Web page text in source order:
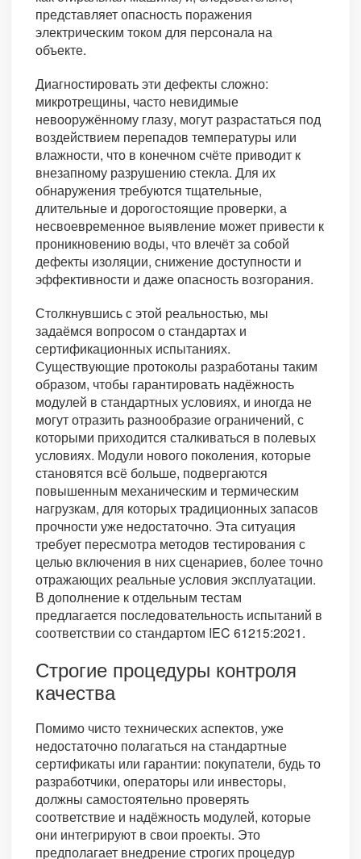
представляет опасность поражения
электрическим током для персонала на
объекте.
Диагностировать эти дефекты сложно:
микротрещины, часто невидимые
невооружённому глазу, могут разрастаться под
воздействием перепадов температуры или
влажности, что в конечном счёте приводит к
внезапному разрушению стекла. Для их
обнаружения требуются тщательные,
длительные и дорогостоящие проверки, а
несвоевременное выявление может привести к
проникновению воды, что влечёт за собой
дефекты изоляции, снижение доступности и
эффективности и даже опасность возгорания.
Столкнувшись с этой реальностью, мы
задаёмся вопросом о стандартах и
сертификационных испытаниях.
Существующие протоколы разработаны таким
образом, чтобы гарантировать надёжность
модулей в стандартных условиях, и иногда не
могут отразить разнообразие ограничений, с
которыми приходится сталкиваться в полевых
условиях. Модули нового поколения, которые
становятся всё больше, подвергаются
повышенным механическим и термическим
нагрузкам, для которых традиционных запасов
прочности уже недостаточно. Эта ситуация
требует пересмотра методов тестирования с
целью включения в них сценариев, более точно
отражающих реальные условия эксплуатации.
В дополнение к отдельным тестам
предлагается последовательность испытаний в
соответствии со стандартом IEC 61215:2021.
Строгие процедуры контроля
качества
Помимо чисто технических аспектов, уже
недостаточно полагаться на стандартные
сертификаты или гарантии: покупатели, будь то
разработчики, операторы или инвесторы,
должны самостоятельно проверять
соответствие и надёжность модулей, которые
они интегрируют в свои проекты. Это
предполагает внедрение строгих процедур